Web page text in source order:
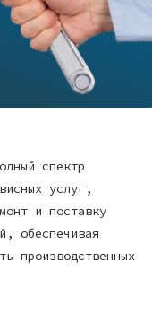
спектр
услуг,
и поставку
обеспечивая
производственных